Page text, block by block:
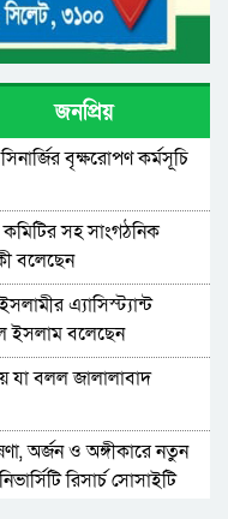
জনপ্রিয়
বৃক্ষরোপণ কর্মসূচি
কমিটির সহ সাংগঠনিক
বলেছেন
এ্যাসিস্ট্যান্ট
ইসলাম বলেছেন
যা বলল জালালাবাদ
অর্জন ও অঙ্গীকারে নতুন
রিসার্চ সোসাইটি